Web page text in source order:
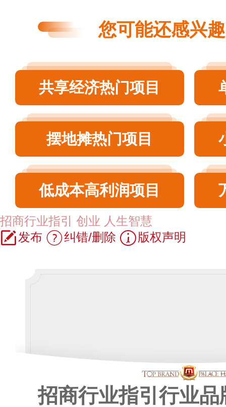
您可能还感兴
共享经济热门项目
摆地摊热门项目
低成本高利润项目
招商行业指引 创业 人生智慧
发布
纠错/删除 版权声明
招商行业指引行业